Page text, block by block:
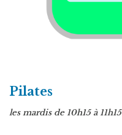
Pilates
les mardis de 10h15 à 11h15